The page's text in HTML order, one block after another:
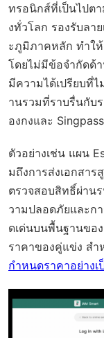
ทรอนิกส์ที่เป็นไปต
งทั่วโลก รองรับลา
ะภูมิภาคหลัก ทำใ
โดยไม่มีข้อจำกัดด้
มีความได้เปรียบที่
านรวมที่ราบรื่นกับ
องกงและ
ตัวอย่างเช่น แผน
มถึงการส่งเอกสา
ตรวจสอบสิทธิ์ผ่าน
วามปลอดภัยและก
ดเด่นบนพื้นฐานขอ
ราคาของคู่แข่ง สำ
กำหนดราคาอย่างเ